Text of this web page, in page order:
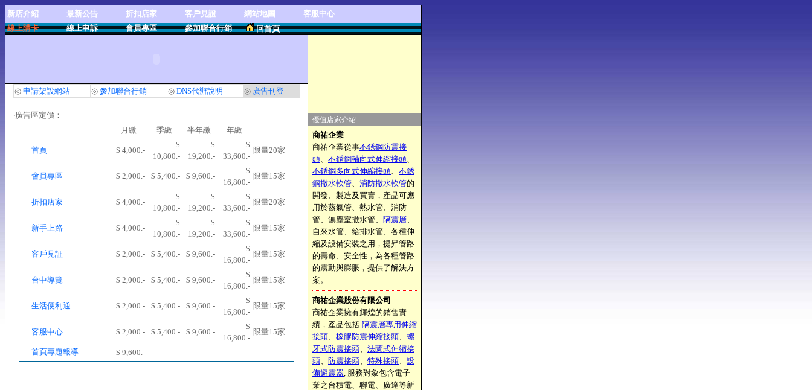
新店介紹 最新公告 折扣店家 客戶見證 網站地圖
客服中心
線上購卡
線上申訴 會員專區 參加聯合行銷 回首頁
◎ 申請架設網站 ◎ 參加聯合行銷 ◎ DNS代辦說明 ◎ 廣告刊登
‧廣告區定價：
月繳
季繳 半年繳 年繳
首頁 $ 4,000.-
$
10,800.-
$
19,200.-
$
33,600.-
限量20家
會員專區 $ 2,000.- $ 5,400.- $ 9,600.-
$
16,800.-
限量15家
折扣店家 $ 4,000.-
$
10,800.-
$
19,200.-
$
33,600.-
限量20家
新手上路 $ 4,000.-
$
10,800.-
$
19,200.-
$
33,600.-
限量15家
客戶見証 $ 2,000.- $ 5,400.- $ 9,600.-
$
16,800.-
限量15家
台中導覽 $ 2,000.- $ 5,400.- $ 9,600.-
$
16,800.-
限量15家
生活便利通 $ 2,000.- $ 5,400.- $ 9,600.-
$
16,800.-
限量15家
客服中心 $ 2,000.- $ 5,400.- $ 9,600.-
$
16,800.-
限量15家
首頁專題報導 $ 9,600.-
優值店家介紹
商祐企業
商祐企業從事不銹鋼防震接
頭、 不銹鋼軸向式伸縮接頭、
不銹鋼多向式伸縮接頭、 不銹
鋼撒水軟管、 消防撒水軟管的
開發、製造及買賣，產品可應
用於蒸氣管、熱水管、消防
管、無塵室撒水管、 隔震層、
自來水管、給排水管、各種伸
縮及設備安裝之用，提昇管路
的壽命、安全性，為各種管路
的震動與膨脹，提供了解決方
案。
商祐企業股份有限公司
商祐企業擁有輝煌的銷售實
績，產品包括:隔震層專用伸縮
接頭、 橡膠防震伸縮接頭、 螺
牙式防震接頭、 法蘭式伸縮接
頭、 防震接頭、 特殊接頭、 設
備避震器, 服務對象包含電子
業之台積電、聯電、廣達等新